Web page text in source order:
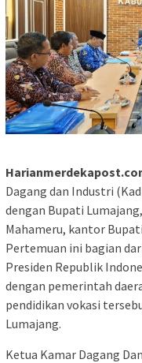
Dagang dan Industri
dengan Bupati
Mahameru, kantor
Pertemuan ini bagian
Presiden Republik
dengan pemerintah
pendidikan vokasi
Lumajang.
Ketua Kamar Dagang